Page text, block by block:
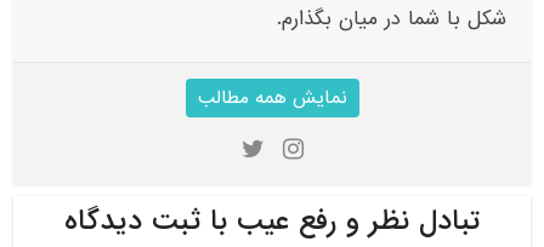
شکل با شما در میان بگذارم.
نمایش همه مطالب
تبادل نظر و رفع عیب با ثبت دیدگاه